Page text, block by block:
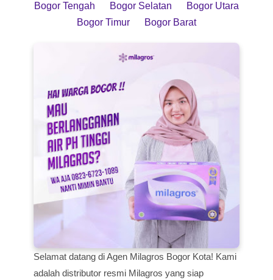
Bogor Tengah Bogor Selatan
Bogor Utara
Bogor Timur
Bogor Barat
Selamat datang di Agen Milagros Bogor Kota! Kami
adalah distributor resmi Milagros yang siap